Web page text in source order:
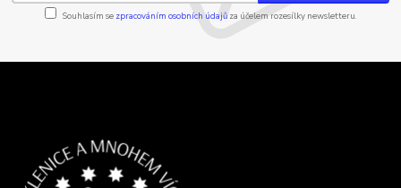
Souhlasím se zpracováním osobních údajůza účelem rozesílky newsletteru.